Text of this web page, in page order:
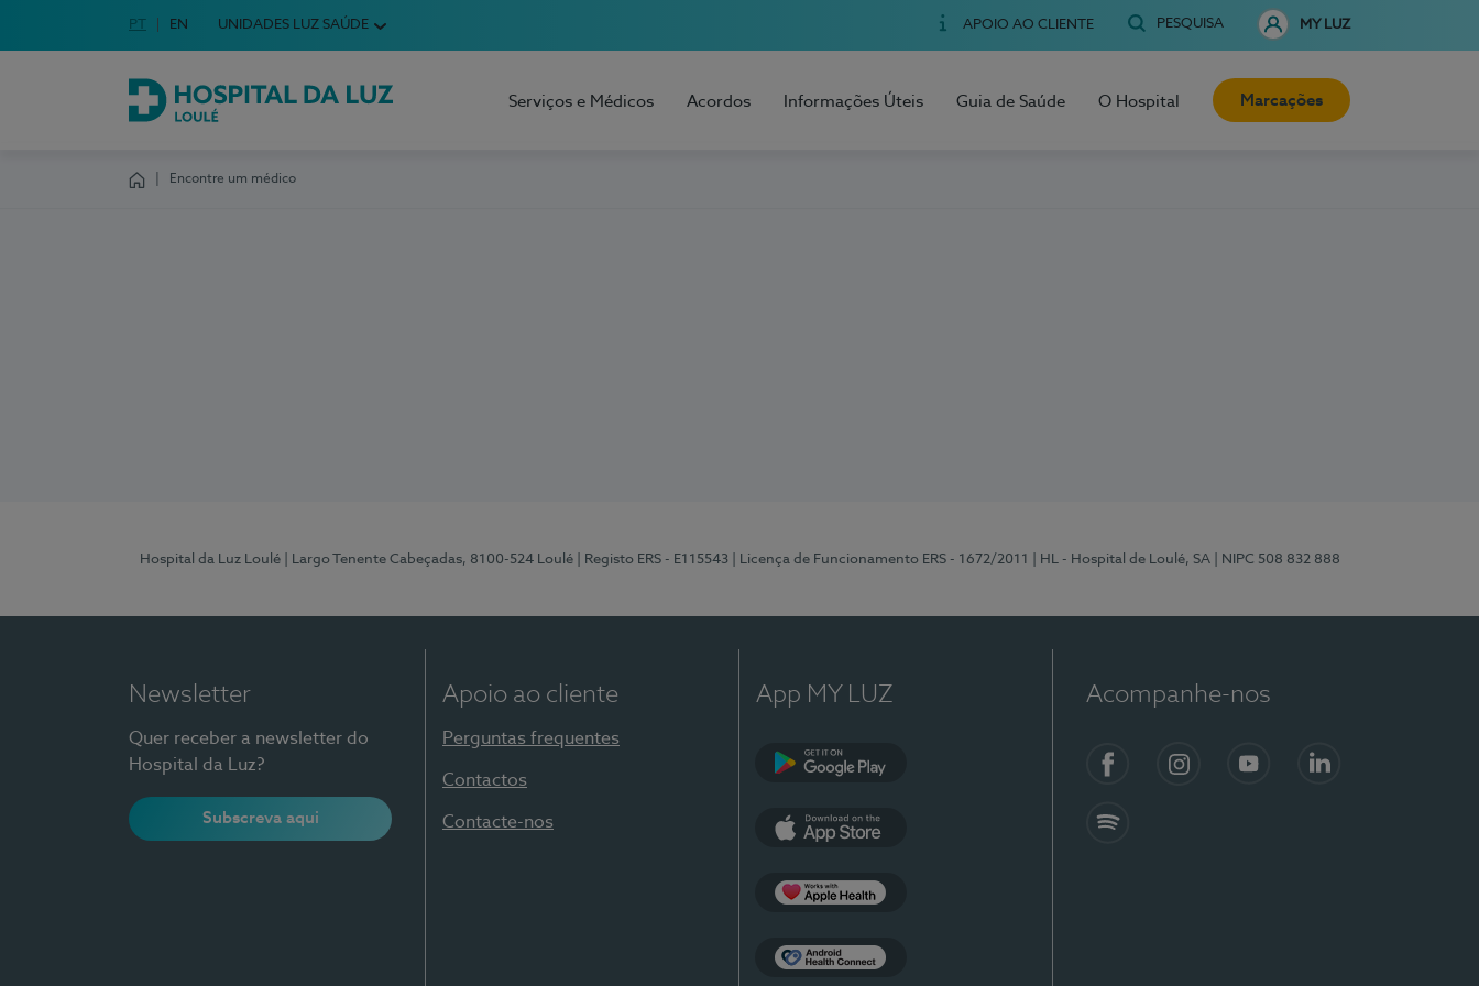
Escolha o seu idioma
Idioma em Português
PT English Language
EN UNIDADES LUZ SAÚDE APOIO AO CLIENTE PESQUISA MY LUZ
Hospital da Luz Loulé
Serviços e Médicos Acordos Informações Úteis Guia de Saúde O Hospital Marcações
Encontre um médico
Hospital da Luz Loulé | Largo Tenente Cabeçadas, 8100-524 Loulé | Registo ERS - E115543 | Licença de Funcionamento ERS - 1672/2011 | HL - Hospital de Loulé, SA | NIPC 508 832 888
Newsletter
Quer receber a newsletter do
Hospital da Luz?
Subscreva aqui
Apoio ao cliente
Perguntas frequentes
Contactos
Contacte-nos
App MY LUZ Acompanhe-nos